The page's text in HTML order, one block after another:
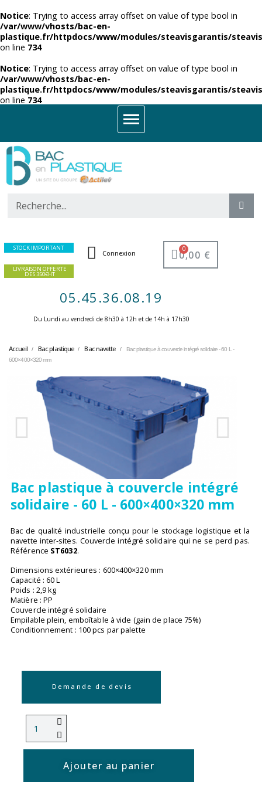
Notice: Trying to access array offset on value of type bool in
/var/www/vhosts/bac-en-
plastique.fr/httpdocs/www/modules/steavisgarantis/
on line 734
Notice: Trying to access array offset on value of type bool in
/var/www/vhosts/bac-en-
plastique.fr/httpdocs/www/modules/steavisgarantis/
on line 734
STOCK IMPORTANT
LIVRAISON OFFERTE
DES 350€HT
Connexion 0,00 €
05.45.36.08.19
Du Lundi au vendredi de 8h30 à 12h et de 14h à 17h30 ​
Accueil Bac plastique Bac navette
Bac plastique à couvercle intégré solidaire - 60 L -
600×400×320 mm
Bac plastique à couvercle intégré
solidaire - 60 L - 600×400×320 mm
Bac de qualité industrielle conçu pour le stockage logistique et la
navette inter-sites. Couvercle intégré solidaire qui ne se perd pas.
Référence ST6032.
Dimensions extérieures : 600×400×320 mm
Capacité : 60 L
Poids : 2,9 kg
Matière : PP
Couvercle intégré solidaire
Empilable plein, emboîtable à vide (gain de place 75%)
Conditionnement : 100 pcs par palette
Demande de devis
Ajouter au panier